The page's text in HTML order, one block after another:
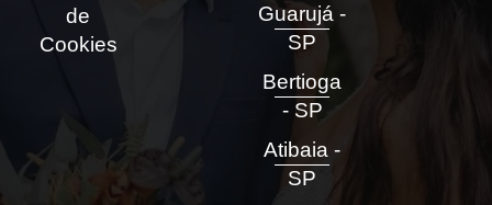
de
Cookies
Guarujá -
SP
Bertioga
- SP
Atibaia -
SP